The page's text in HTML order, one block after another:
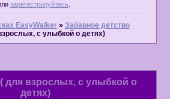
зарегистрируйтесь.
EasyWalker » Забавное детство
с улыбкой о детях)
для взрослых, с улыбкой о
детях)